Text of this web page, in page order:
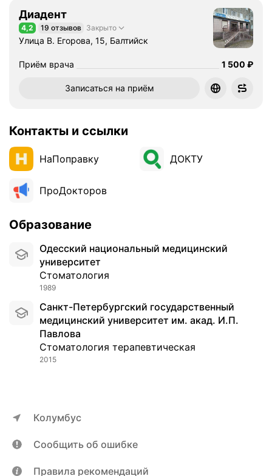
Диадент
Рейтинг 4,2 из 5
4,2 19 отзывов Закрыто
Улица В. Егорова, 15, Балтийск
Приём врача Цена
1500
1 500 ₽
Записаться на приём
Контакты и ссылки
НаПоправку ДОКТУ
ПроДокторов
Образование
Одесский национальный медицинский
университет
Стоматология
1989
Санкт-Петербургский государственный
медицинский университет им. акад. И.П.
Павлова
Стоматология терапевтическая
2015
Колумбус
Сообщить об ошибке
Правила рекомендаций